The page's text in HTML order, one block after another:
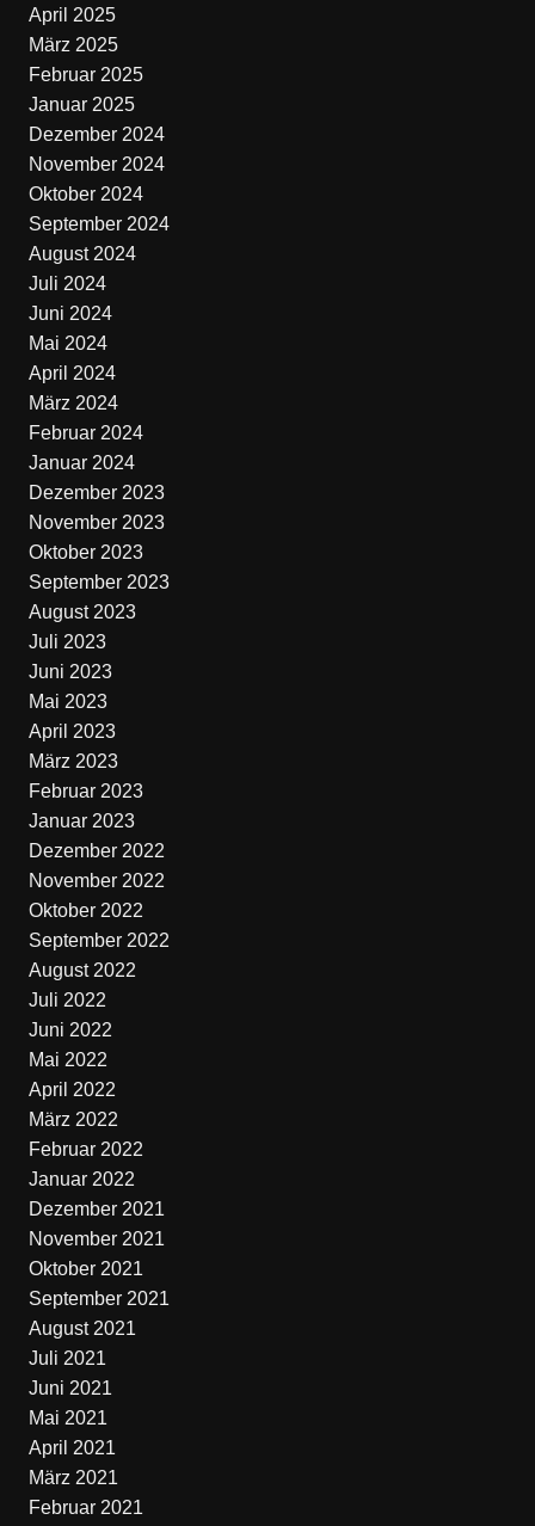
April 2025
März 2025
Februar 2025
Januar 2025
Dezember 2024
November 2024
Oktober 2024
September 2024
August 2024
Juli 2024
Juni 2024
Mai 2024
April 2024
März 2024
Februar 2024
Januar 2024
Dezember 2023
November 2023
Oktober 2023
September 2023
August 2023
Juli 2023
Juni 2023
Mai 2023
April 2023
März 2023
Februar 2023
Januar 2023
Dezember 2022
November 2022
Oktober 2022
September 2022
August 2022
Juli 2022
Juni 2022
Mai 2022
April 2022
März 2022
Februar 2022
Januar 2022
Dezember 2021
November 2021
Oktober 2021
September 2021
August 2021
Juli 2021
Juni 2021
Mai 2021
April 2021
März 2021
Februar 2021